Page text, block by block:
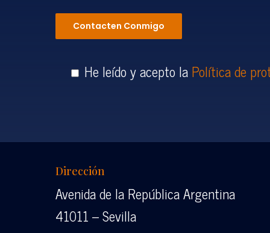
He leído y acepto laPolítica de
Dirección
Avenida de la República Argentina
41011 – Sevilla